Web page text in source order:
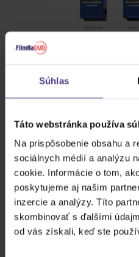
Súhlas
Táto webstránka používa
Na prispôsobenie obsahu a
sociálnych médií a analýzu
cookie. Informácie o tom,
poskytujeme aj našim
inzercie a analýzy. Títo
skombinovať s ďalšími
od vás získali, keď ste
PODOBNÍ INTERPRETI
&TEAM